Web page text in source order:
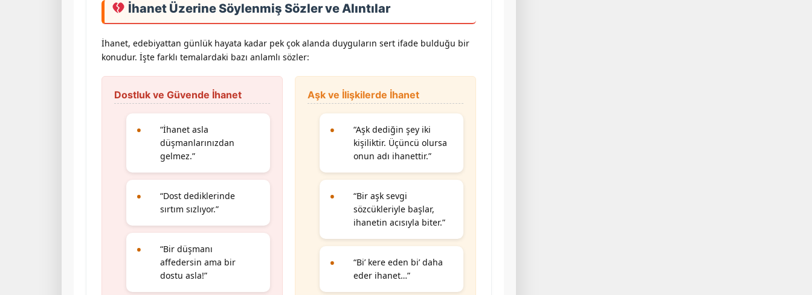
İhanet Üzerine Söylenmiş Sözler ve Alıntılar
İhanet, edebiyattan günlük hayata kadar pek çok alanda duyguların sert ifade bulduğu bir
konudur. İşte farklı temalardaki bazı anlamlı sözler:
Dostluk ve Güvende İhanet
“İhanet asla
düşmanlarınızdan
gelmez.”
“Dost dediklerinde
sırtım sızlıyor.”
“Bir düşmanı
affedersin ama bir
dostu asla!”
Aşk ve İlişkilerde İhanet
“Aşk dediğin şey iki
kişiliktir. Üçüncü olursa
onun adı ihanettir.”
“Bir aşk sevgi
sözcükleriyle başlar,
ihanetin acısıyla biter.”
“Bi’ kere eden bi’ daha
eder ihanet…”